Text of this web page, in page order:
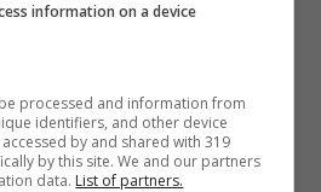
information on a device
processed and information from
identifiers, and other device
by and shared with 319
by this site. We and our partners
data. List of partners.